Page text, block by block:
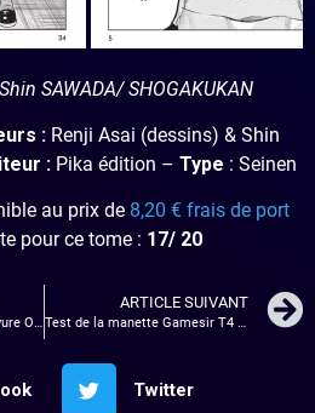
SAWADA/ SHOGAKUKAN
: Renji Asai (dessins) & Shin
:Pika édition – Type : Seinen
au prix de 8,20 € frais de port
pour ce tome : 17/ 20
Test de la machine de gravure ORTUR Laser Master 3 : Puissante et polyvalente
ARTICLE SUIVANT
Test de la manette Gamesir T4 Kaleid
Twitter